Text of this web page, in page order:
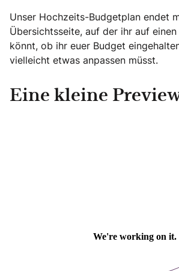
Unser Hochzeits-Budgetplan endet
Übersichtsseite, auf der ihr auf
könnt, ob ihr euer Budget
vielleicht etwas anpassen müsst.
Eine kleine